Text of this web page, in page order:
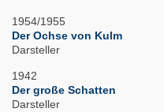
1954/1955
Der Ochse von Kulm
Darsteller
1942
Der große Schatten
Darsteller